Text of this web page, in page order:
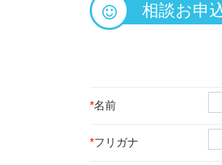
相談お申
*名前
*フリガナ